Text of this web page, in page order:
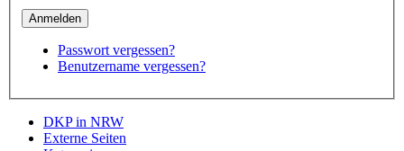
Passwort vergessen?
Benutzername vergessen?
DKP in NRW
Externe Seiten